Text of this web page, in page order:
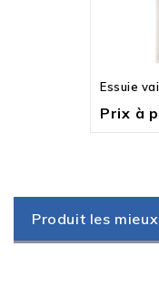
Essuie
Prix à
Produit les